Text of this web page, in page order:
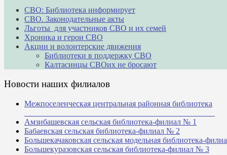
СВО: Библиотека информирует
СВО. Законодательные акты
Льготы для участников СВО и их семей
Хроника и герои СВО
Акции и волонтерские движения
Библиотеки в поддержку СВО
Калтасинцы СВОих не бросают
Новости наших филиалов
Межпоселенческая центральная районная библиотека
Амзибашевская сельская библиотека-филиал № 1
Бабаевская сельская библиотека-филиал № 2
Большекачаковская сельская модельная библиотека-
Большекуразовская сельская библиотека-филиал № 3